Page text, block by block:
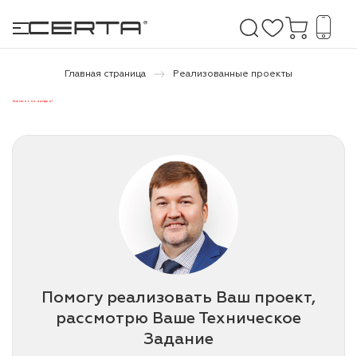
по
Главная страница Реализованные проекты
Элемент не найден!
Помогу реализовать Ваш проект,
рассмотрю Ваше Техническое
Задание